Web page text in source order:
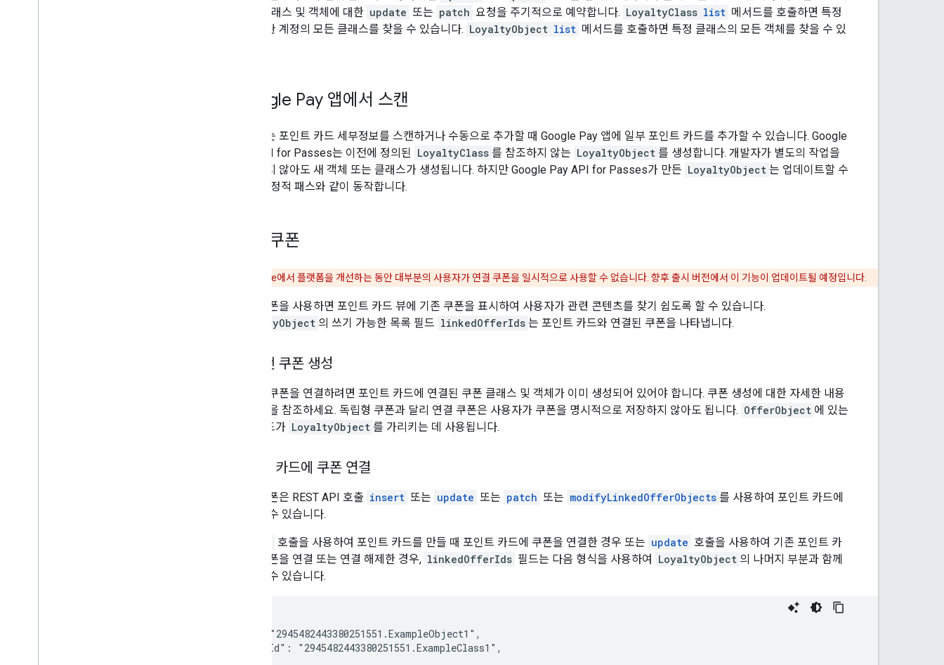
는 각 클래스 및 객체에 대한 update 또는 patch 요청을 주기적으로 예약합니다. LoyaltyClass list 메서드를 호출하면 특정
발급기관 계정의 모든 클래스를 찾을 수 있습니다. LoyaltyObject list 메서드를 호출하면 특정 클래스의 모든 객체를 찾을 수 있
Google Pay 앱에서 스캔
사용자는 포인트 카드 세부정보를 스캔하거나 수동으로 추가할 때 Google Pay 앱에 일부 포인트 카드를 추가할 수 있습니다. Google
Pay API for Passes는 이전에 정의된 LoyaltyClass 를 참조하지 않는 LoyaltyObject 를 생성합니다. 개발자가 별도의 작업을
수행하지 않아도 새 객체 또는 클래스가 생성됩니다. 하지만 Google Pay API for Passes가 만든 LoyaltyObject 는 업데이트할 수
없으며, 정적 패스와 같이 동작합니다.
연결 쿠폰
Google에서 플랫폼을 개선하는 동안 대부분의 사용자가 연결 쿠폰을 일시적으로 사용할 수 없습니다. 향후 출시 버전에서 이 기능이 업데이트될 예정입니다.
연결 쿠폰을 사용하면 포인트 카드 뷰에 기존 쿠폰을 표시하여 사용자가 관련 콘텐츠를 찾기 쉽도록 할 수 있습니다.
LoyaltyObject 의 쓰기 가능한 목록 필드 linkedOfferIds 는 포인트 카드와 연결된 쿠폰을 나타냅니다.
연결 전 쿠폰 생성
연결된 쿠폰을 연결하려면 포인트 카드에 연결된 쿠폰 클래스 및 객체가 이미 생성되어 있어야 합니다. 쿠폰 생성에 대한 자세한 내용
을 참조하세요. 독립형 쿠폰과 달리 연결 쿠폰은 사용자가 쿠폰을 명시적으로 저장하지 않아도 됩니다. OfferObject 에 있는
필드가 LoyaltyObject 를 가리키는 데 사용됩니다.
포인트 카드에 쿠폰 연결
기존 쿠폰은 REST API 호출 insert 또는 update 또는 patch 또는 modifyLinkedOfferObjects 를 사용하여 포인트 카드에
연결할 수 있습니다.
호출을 사용하여 포인트 카드를 만들 때 포인트 카드에 쿠폰을 연결한 경우 또는 update 호출을 사용하여 기존 포인트 카
드에 쿠폰을 연결 또는 연결 해제한 경우, linkedOfferIds 필드는 다음 형식을 사용하여 LoyaltyObject 의 나머지 부분과 함께
작성할 수 있습니다.
  "id": "2945482443380251551.ExampleObject1",
  "classId": "2945482443380251551.ExampleClass1",